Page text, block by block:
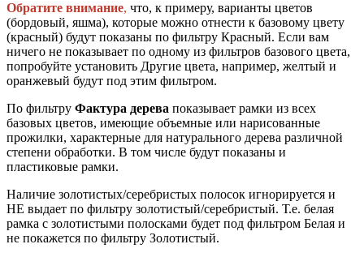
Обратите внимание, что, к примеру, варианты цветов
(бордовый, яшма), которые можно отнести к базовому цвету
(красный) будут показаны по фильтру Красный. Если вам
ничего не показывает по одному из фильтров базового цвета,
попробуйте установить Другие цвета, например, желтый и
оранжевый будут под этим фильтром.
По фильтру Фактура дерева показывает рамки из всех
базовых цветов, имеющие объемные или нарисованные
прожилки, характерные для натурального дерева различной
степени обработки. В том числе будут показаны и
пластиковые рамки.
Наличие золотистых/серебристых полосок игнорируется и
НЕ выдает по фильтру золотистый/серебристый. Т.е. белая
рамка с золотистыми полосками будет под фильтром Белая и
не покажется по фильтру Золотистый.